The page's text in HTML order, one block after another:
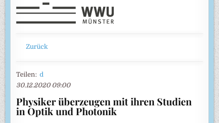
Zurück
Teilen:d
30.12.2020 09:00
Physiker überzeugen mit ihren Studien
in Optik und Photonik